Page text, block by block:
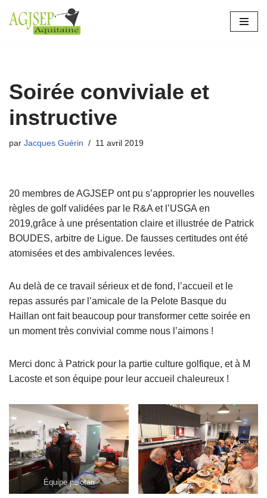
Aller
Soirée conviviale et
instructive
par Jacques Guérin 11 avril 2019
20 membres de AGJSEP ont pu s’approprier les nouvelles
règles de golf validées par le R&A et l’USGA en
2019,grâce à une présentation claire et illustrée de Patrick
BOUDES, arbitre de Ligue. De fausses certitudes ont été
atomisées et des ambivalences levées.
Au delà de ce travail sérieux et de fond, l’accueil et le
repas assurés par l’amicale de la Pelote Basque du
Haillan ont fait beaucoup pour transformer cette soirée en
un moment très convivial comme nous l’aimons !
Merci donc à Patrick pour la partie culture golfique, et à M
Lacoste et son équipe pour leur accueil chaleureux !
Équipe pelotari